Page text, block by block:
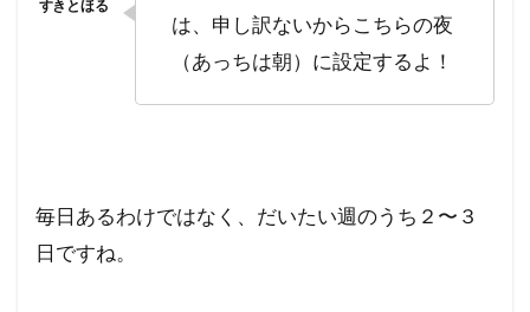
は、申し訳ないからこちらの夜
（あっちは朝）に設定するよ！
毎日あるわけではなく、だいたい週のうち２〜３
日ですね。